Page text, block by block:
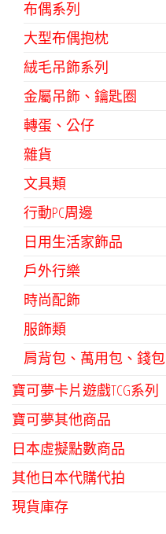
布偶系列
大型布偶抱枕
絨毛吊飾系列
金屬吊飾、鑰匙圈
轉蛋、公仔
雜貨
文具類
行動PC周邊
日用生活家飾品
戶外行樂
時尚配飾
服飾類
肩背包、萬用包、錢包
寶可夢卡片遊戲TCG系列
寶可夢其他商品
日本虛擬點數商品
其他日本代購代拍
現貨庫存